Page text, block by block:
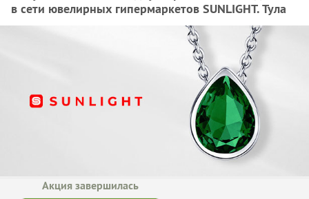
в сети ювелирных гипермаркетов SUNLIGHT. Тула
Акция завершилась